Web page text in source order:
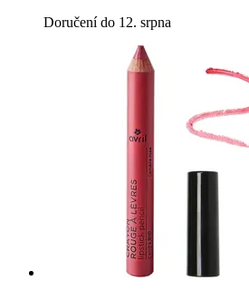
Doručení do 12. srpna